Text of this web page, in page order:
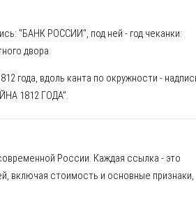
"БАНК РОССИИ", под ней - год чеканки:
двора.
года, вдоль канта по окружности -
1812 ГОДА".
России. Каждая ссылка - это
включая стоимость и основные признаки,